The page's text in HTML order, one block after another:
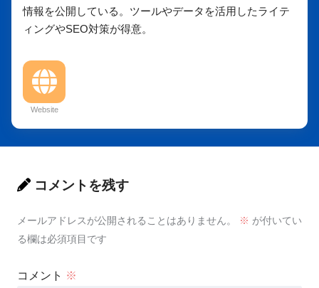
情報を公開している。ツールやデータを活用したライテ
ィングやSEO対策が得意。
Website
コメントを残す
メールアドレスが公開されることはありません。 ※ が付いてい
る欄は必須項目です
コメント ※